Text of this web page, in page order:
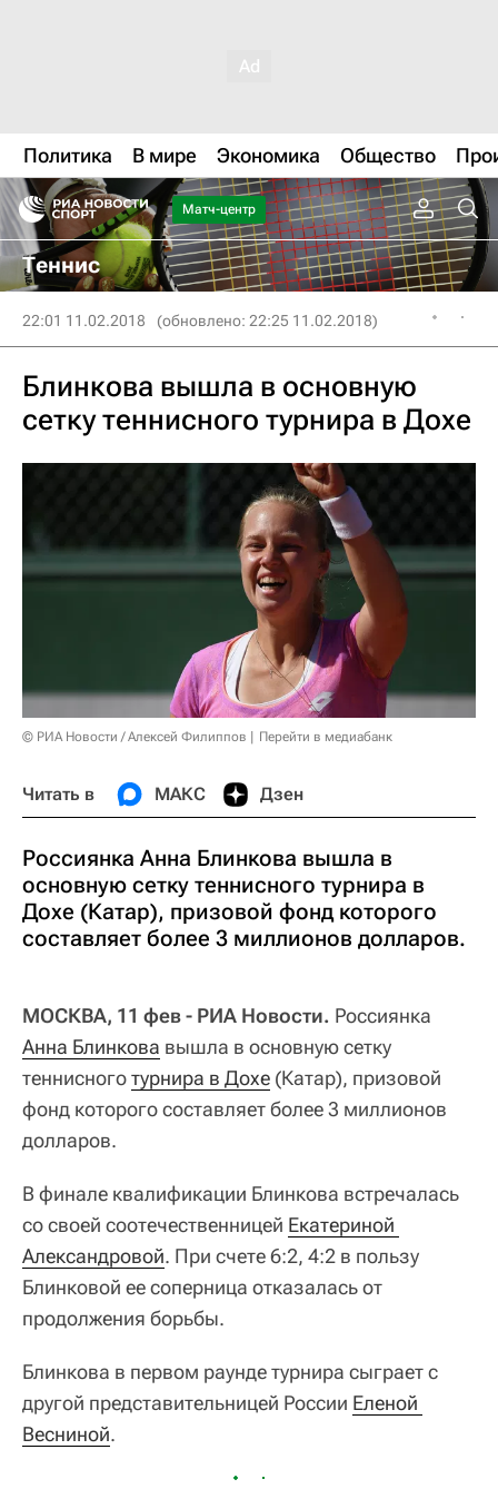
Политика В мире Экономика Общество
Матч-центр
Теннис
22:01 11.02.2018 (обновлено: 22:25 11.02.2018)
Блинкова вышла в основную
сетку теннисного турнира в Дохе
© РИА Новости / Алексей Филиппов Перейти в медиабанк
Читать в МАКС Дзен
Россиянка Анна Блинкова вышла в
основную сетку теннисного турнира в
Дохе (Катар), призовой фонд которого
составляет более 3 миллионов долларов.
МОСКВА, 11 фев - РИА Новости. Россиянка
Анна Блинкова вышла в основную сетку
теннисноготурнира в Дохе (Катар), призовой
фонд которого составляет более 3 миллионов
долларов.
В финале квалификации Блинкова встречалась
со своей соотечественницей Екатериной
Александровой. При счете 6:2, 4:2 в пользу
Блинковой ее соперница отказалась от
продолжения борьбы.
Блинкова в первом раунде турнира сыграет с
другой представительницей России Еленой
Весниной.